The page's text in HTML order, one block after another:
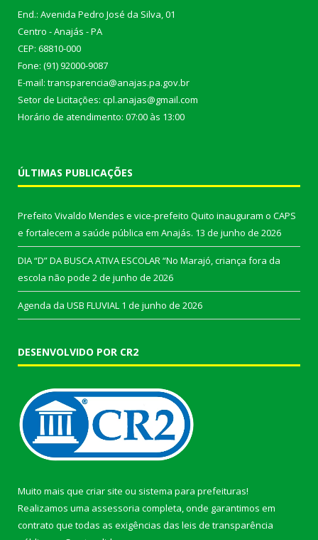
End.: Avenida Pedro José da Silva, 01
Centro - Anajás - PA
CEP: 68810-000
Fone: (91) 92000-9087
E-mail: transparencia@anajas.pa.gov.br
Setor de Licitações: cpl.anajas@gmail.com
Horário de atendimento: 07:00 às 13:00
ÚLTIMAS PUBLICAÇÕES
Prefeito Vivaldo Mendes e vice-prefeito Quito inauguram o CAPS
e fortalecem a saúde pública em Anajás. 13 de junho de 2026
DIA “D” DA BUSCA ATIVA ESCOLAR “No Marajó, criança fora da
escola não pode 2 de junho de 2026
Agenda da USB FLUVIAL 1 de junho de 2026
DESENVOLVIDO POR CR2
Muito mais que criar site ou sistema para prefeituras!
Realizamos uma assessoria completa, onde garantimos em
contrato que todas as exigências das leis de transparência